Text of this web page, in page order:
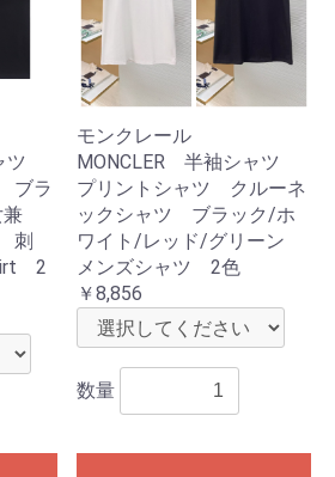
ツ
ブラ
刺
2
モンクレール
MONCLER 半袖シャツ
プリントシャツ クルーネ
ックシャツ ブラック/ホ
ワイト/レッド/グリーン
メンズシャツ 2色
￥8,856
数量